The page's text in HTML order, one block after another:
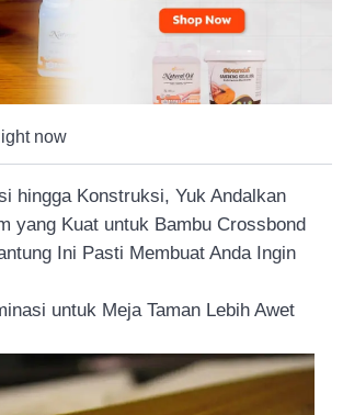
now
hingga Konstruksi, Yuk Andalkan
yang Kuat untuk Bambu Crossbond
Ini Pasti Membuat Anda Ingin
untuk Meja Taman Lebih Awet